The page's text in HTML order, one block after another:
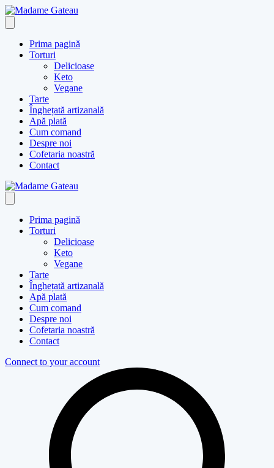
Skip
to
content
Prima pagină
Torturi
Delicioase
Keto
Vegane
Tarte
Înghețată artizanală
Apă plată
Cum comand
Despre noi
Cofetaria noastră
Contact
Prima pagină
Torturi
Delicioase
Keto
Vegane
Tarte
Înghețată artizanală
Apă plată
Cum comand
Despre noi
Cofetaria noastră
Contact
Connect to your account